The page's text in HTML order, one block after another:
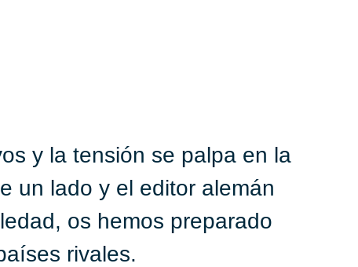
y la tensión se palpa en la
un lado y el editor alemán
os hemos preparado
rivales.